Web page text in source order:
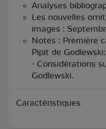
Analyses
Les nouvelles
images :
Notes : Première
Pipit de
- Considérations
Godlewski.
Caractéristiques